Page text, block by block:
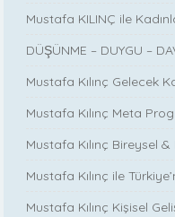
Mustafa KILINÇ ile
DÜŞÜNME – DUYGU –
Mustafa Kılınç Gelecek
Mustafa Kılınç Meta
Mustafa Kılınç Bireysel
Mustafa Kılınç ile
Mustafa Kılınç Kişisel